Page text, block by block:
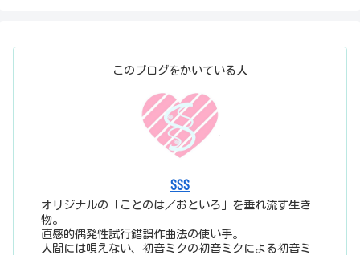
このブログをかいている人
SSS
オリジナルの「ことのは／おといろ」を垂れ流す生き
物。
直感的偶発性試行錯誤作曲法の使い手。
人間には唄えない、初音ミクの初音ミクによる初音ミ